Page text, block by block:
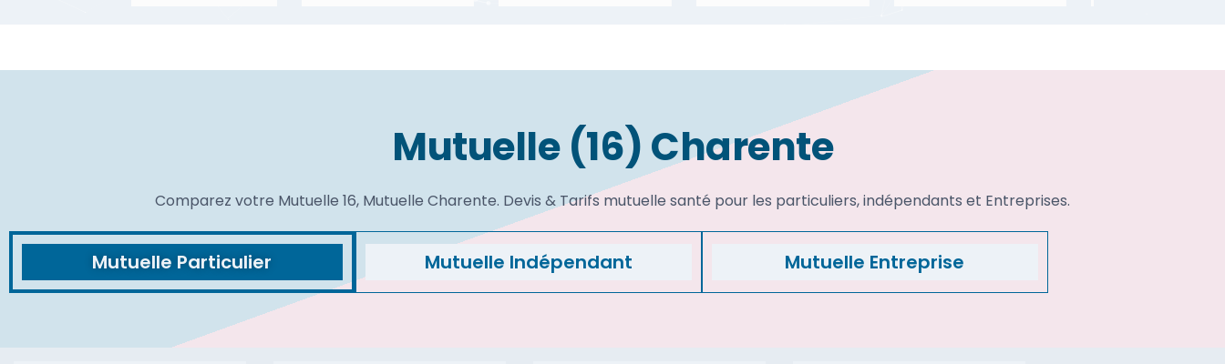
Mutuelle (16) Charente
Comparez votre Mutuelle 16, Mutuelle Charente. Devis & Tarifs mutuelle santé pour les particuliers, indépendants et Entreprises.
Mutuelle Particulier Mutuelle Indépendant Mutuelle Entreprise